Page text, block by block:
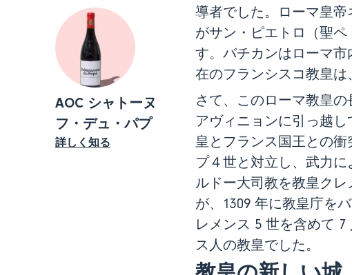
AOC シャトーヌ
フ・デュ・パプ
詳しく知る
導者でした。ローマ皇
がサン・ピエトロ（聖
す。バチカンはローマ
在のフランシスコ教皇は
さて、このローマ教皇
アヴィニョンに引っ越
皇とフランス国王との
プ４世と対立し、武力
ルドー大司教を教皇ク
が、1309 年に教皇庁を
レメンス 5 世を含めて
ス人の教皇でした。